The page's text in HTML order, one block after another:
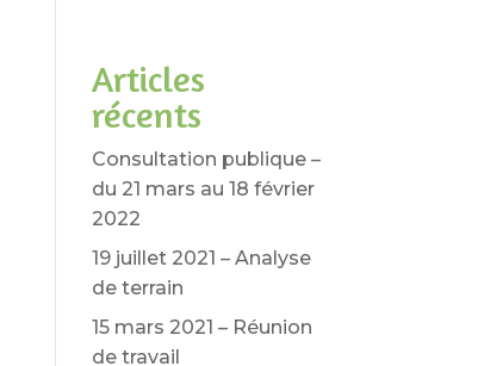
Articles
récents
Consultation publique –
du 21 mars au 18 février
2022
19 juillet 2021 – Analyse
de terrain
15 mars 2021 – Réunion
de travail